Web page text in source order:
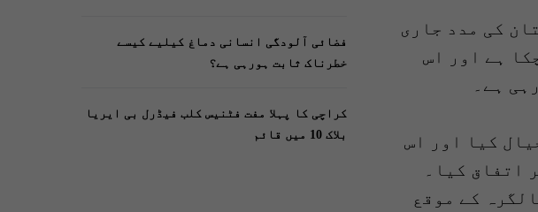
کی مدد جاری
ہے اور اس
ہے۔
کیا اور اس
اتفاق کیا۔
پنگ کو اگلے سال پاک-چین دوستی کی 75ویں سالگرہ کے موقع
فضائی آلودگی انسانی دماغ کیلیے کیسے
خطرناک ثابت ہورہی ہے؟
کراچی کا پہلا مفت فٹنیس کلب فیڈرل بی ایریا
بلاک 10 میں قائم